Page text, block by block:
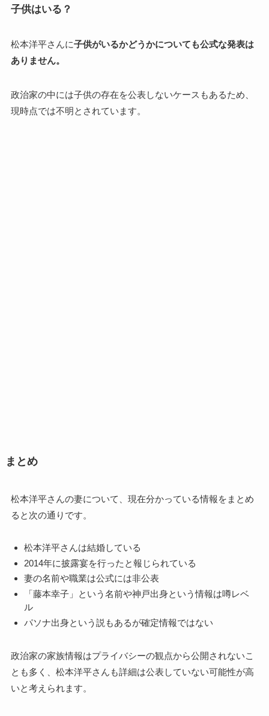
子供はいる？
松本洋平さんに子供がいるかどうかについても公式な発表は
ありません。
政治家の中には子供の存在を公表しないケースもあるため、
現時点では不明とされています。
まとめ
松本洋平さんの妻について、現在分かっている情報をまとめ
ると次の通りです。
松本洋平さんは結婚している
2014年に披露宴を行ったと報じられている
妻の名前や職業は公式には非公表
「藤本幸子」という名前や神戸出身という情報は噂レベ
ル
パソナ出身という説もあるが確定情報ではない
政治家の家族情報はプライバシーの観点から公開されないこ
とも多く、松本洋平さんも詳細は公表していない可能性が高
いと考えられます。